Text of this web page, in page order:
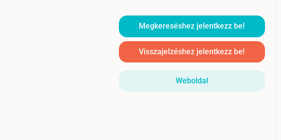
Megkereséshez jelentkezz be!
Visszajelzéshez jelentkezz be!
Weboldal